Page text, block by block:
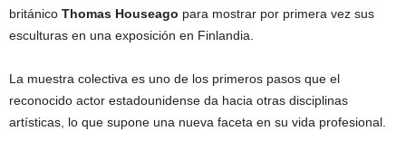
británico Thomas Houseago para mostrar por primera vez sus
esculturas en una exposición en Finlandia.
La muestra colectiva es uno de los primeros pasos que el
reconocido actor estadounidense da hacia otras disciplinas
artísticas, lo que supone una nueva faceta en su vida profesional.